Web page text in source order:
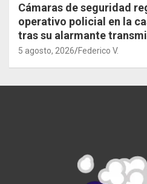
Cámaras de seguridad
operativo policial en la
tras su alarmante
5 agosto, 2026 Federico V.